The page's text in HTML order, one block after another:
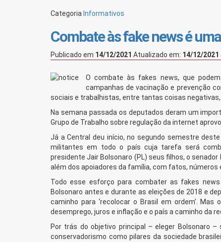
Categoria Informativos
Combate às fake news é
Publicado em 14/12/2021 Atualizado em: 14/12/2021
O combate às fakes news, que
campanhas de vacinação e prevenção
sociais e trabalhistas, entre tantas coisas negativas,
Na semana passada os deputados deram um
Grupo de Trabalho sobre regulação da internet
Já a Central deu início, no segundo semestre
militantes em todo o país cuja tarefa será
presidente Jair Bolsonaro (PL) seus filhos, o senador
além dos apoiadores da família, com fatos, números
Todo esse esforço para combater as fakes
Bolsonaro antes e durante as eleições de 2018 e
caminho para ‘recolocar o Brasil em ordem’.
desemprego, juros e inflação e o país a caminho da
Por trás do objetivo principal – eleger Bolsonaro
conservadorismo como pilares da sociedade